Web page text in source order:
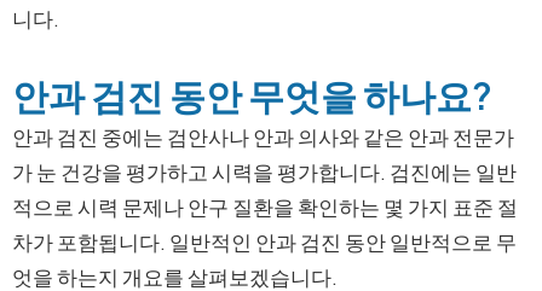
니다.
안과 검진 동안 무엇을 하나요?
안과 검진 중에는 검안사나 안과 의사와 같은 안과 전문가
가 눈 건강을 평가하고 시력을 평가합니다. 검진에는 일반
적으로 시력 문제나 안구 질환을 확인하는 몇 가지 표준 절
차가 포함됩니다. 일반적인 안과 검진 동안 일반적으로 무
엇을 하는지 개요를 살펴보겠습니다.